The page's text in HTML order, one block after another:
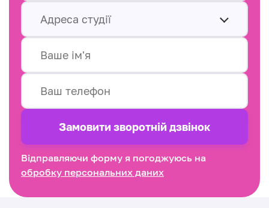
Адреса студії
Замовити зворотнiй дзвінок
Відправляючи форму я погоджуюсь на
обробку персональних даних